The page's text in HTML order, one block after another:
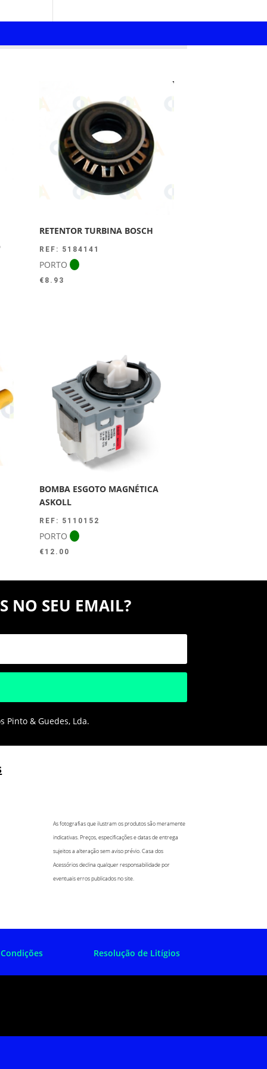
RETENTOR TURBINA BOSCH
REF: 5184141
PORTO
€ 8.93
BOMBA ESGOTO MAGNÉTICA
ASKOLL
REF: 5110152
PORTO
€ 12.00
NO SEU EMAIL?
Pinto & Guedes, Lda.
As fotografias que ilustram os produtos são meramente
indicativas. Preços, especificações e datas de entrega
sujeitos a alteração sem aviso prévio. Casa dos
Acessórios declina qualquer responsabilidade por
eventuais erros publicados no site.
Resolução de Litígios